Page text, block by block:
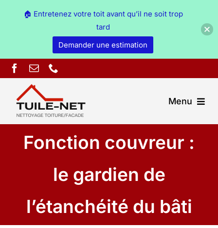
Skip
to
content
Menu
Couverture Ain
Fonction couvreur :
le gardien de
l’étanchéité du bâti
🏠 Entretenez votre toit avant qu’il ne soit trop
tard
Demander une estimation